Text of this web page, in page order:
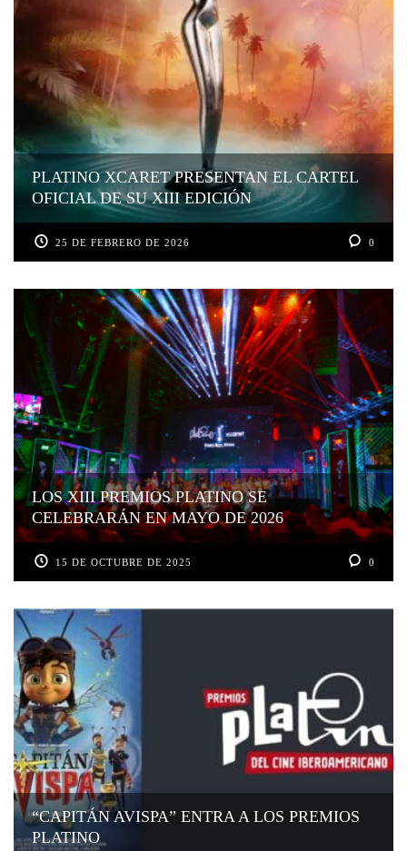
PLATINO XCARET PRESENTAN EL CARTEL
OFICIAL DE SU XIII EDICIÓN
25 DE FEBRERO DE 2026 0
LOS XIII PREMIOS PLATINO SE
CELEBRARÁN EN MAYO DE 2026
15 DE OCTUBRE DE 2025 0
“CAPITÁN AVISPA” ENTRA A LOS PREMIOS
PLATINO